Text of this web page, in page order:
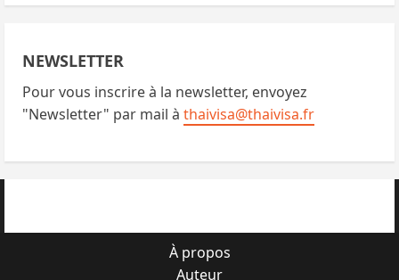
NEWSLETTER
Pour vous inscrire à la newsletter, envoyez
"Newsletter" par mail à thaivisa@thaivisa.fr
À propos
Auteur